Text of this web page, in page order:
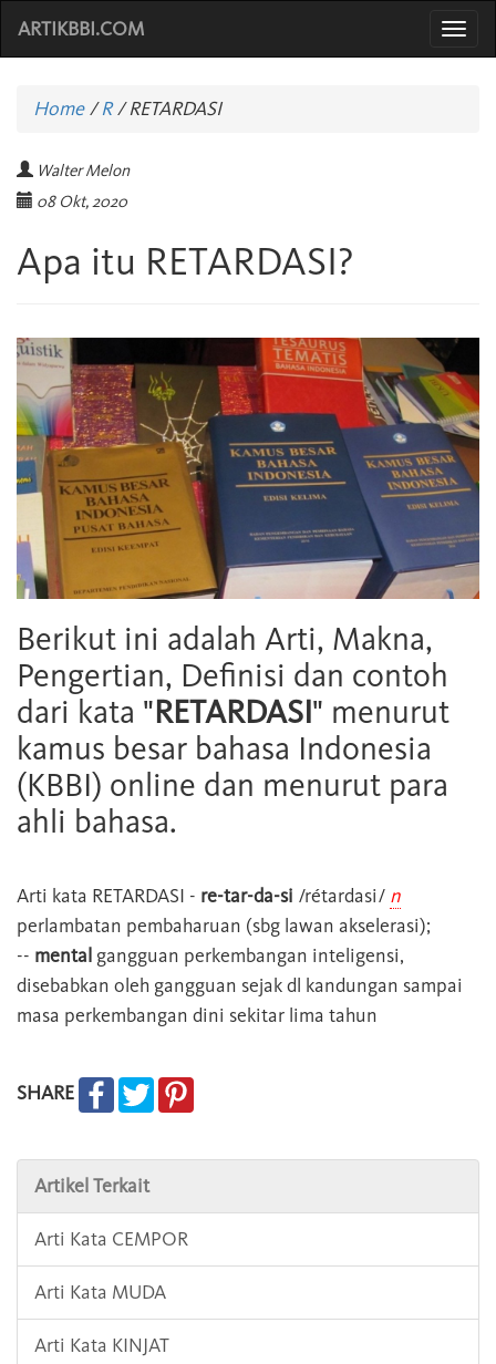
ARTIKBBI.COM
Home/R /RETARDASI
Walter Melon
08 Okt, 2020
Apa itu RETARDASI?
Berikut ini adalah Arti, Makna,
Pengertian, Definisi dan contoh
dari kata "RETARDASI" menurut
kamus besar bahasa Indonesia
(KBBI) online dan menurut para
ahli bahasa.
Arti kata RETARDASI - re-tar-da-si /rétardasi/ n
perlambatan pembaharuan (sbg lawan akselerasi);
-- mental gangguan perkembangan inteligensi,
disebabkan oleh gangguan sejak dl kandungan sampai
masa perkembangan dini sekitar lima tahun
SHARE
Artikel Terkait
Arti Kata CEMPOR
Arti Kata MUDA
Arti Kata KINJAT